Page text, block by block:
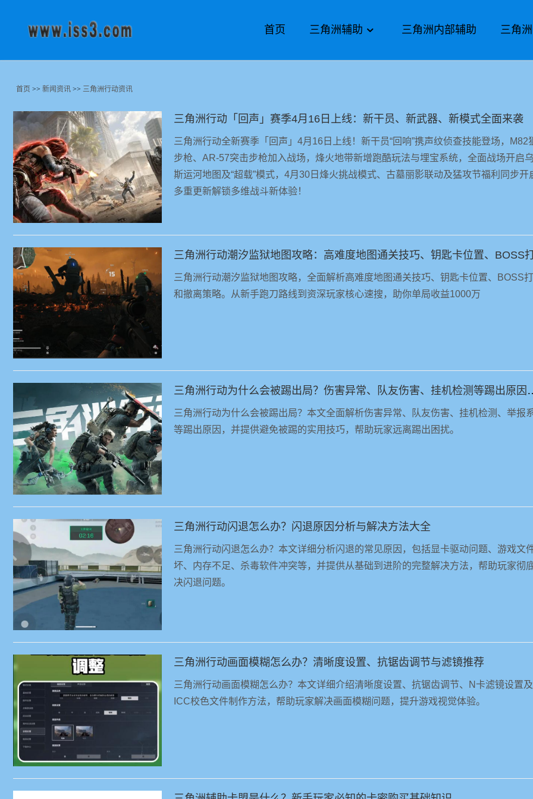
首页 三角洲辅助 三角洲内部辅助 三角
首页 >> 新闻资讯 >> 三角洲行动资讯
三角洲行动「回声」赛季4月16日上线：新干员、新武器、新模式全面来袭
三角洲行动全新赛季「回声」4月16日上线！新干员“回响”携声纹侦查技能登场，M82
步枪、AR-57突击步枪加入战场，烽火地带新增跑酷玩法与埋宝系统，全面战场开启
斯运河地图及“超载”模式，4月30日烽火挑战模式、古墓丽影联动及猛攻节福利同步开
多重更新解锁多维战斗新体验！
三角洲行动潮汐监狱地图攻略，全面解析高难度地图通关技巧、钥匙卡位置、BOSS
和撤离策略。从新手跑刀路线到资深玩家核心速搜，助你单局收益1000万
三角洲行动为什么会被踢出
三角洲行动为什么会被踢出局？本文全面解析伤害异常、队友伤害、挂机检测、举报
等踢出原因，并提供避免被踢的实用技巧，帮助玩家远离踢出困扰。
三角洲行动闪退怎么办？闪退原因分析与解决方法大全
三角洲行动闪退怎么办？本文详细分析闪退的常见原因，包括显卡驱动问题、游戏文
坏、内存不足、杀毒软件冲突等，并提供从基础到进阶的完整解决方法，帮助玩家彻
决闪退问题。
三角洲行动画面模糊怎么办？清晰度设置、抗锯齿调节与滤镜推荐
三角洲行动画面模糊怎么办？本文详细介绍清晰度设置、抗锯齿调节、N卡滤镜设置及
ICC校色文件制作方法，帮助玩家解决画面模糊问题，提升游戏视觉体验。